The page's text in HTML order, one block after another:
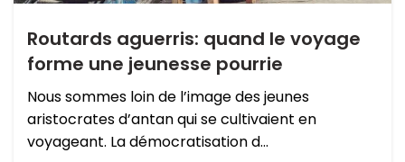
Routards aguerris: quand le voyage
forme une jeunesse pourrie
Nous sommes loin de l’image des jeunes
aristocrates d’antan qui se cultivaient en
voyageant. La démocratisation d...